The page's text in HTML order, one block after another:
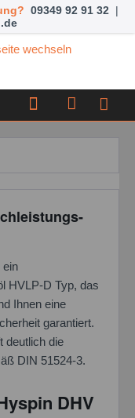
09349 92 91 32 |
ein
HVLP-D Typ, das
Ihnen eine
garantiert.
deutlich die
DIN 51524-3.
DHV